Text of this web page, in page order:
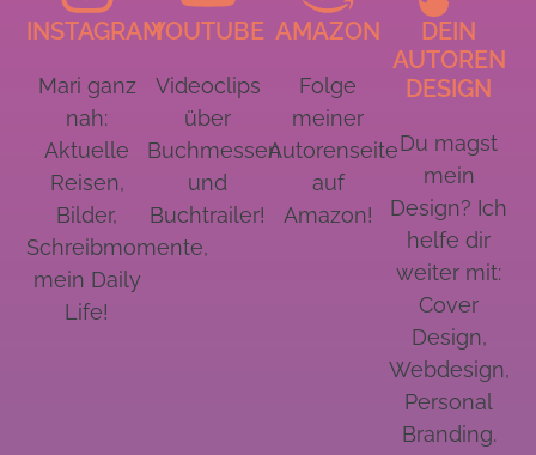
INSTAGRAM
Mari ganz
nah:
Aktuelle
Reisen,
Bilder,
Schreibmomente,
mein Daily
Life!
YOUTUBE
Videoclips
über
Buchmessen
und
Buchtrailer!
AMAZON
Folge
meiner
Autorenseite
auf
Amazon!
DEIN
AUTOREN
DESIGN
Du magst
mein
Design? Ich
helfe dir
weiter mit:
Cover
Design,
Webdesign,
Personal
Branding.